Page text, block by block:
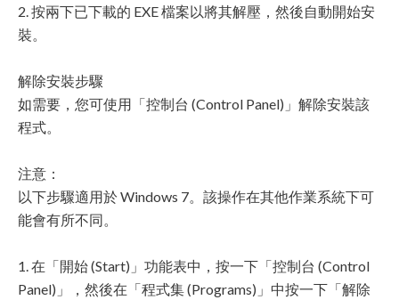
2. 按兩下已下載的 EXE 檔案以將其解壓，然後自動開始安
裝。
解除安裝步驟
如需要，您可使用「控制台 (Control Panel)」解除安裝該
程式。
注意：
以下步驟適用於 Windows 7。該操作在其他作業系統下可
能會有所不同。
1. 在「開始 (Start)」功能表中，按一下「控制台 (Control
Panel)」，然後在「程式集 (Programs)」中按一下「解除